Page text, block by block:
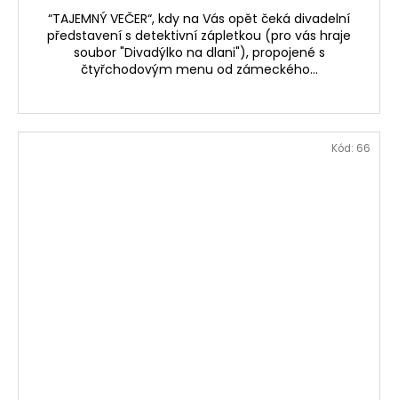
“TAJEMNÝ VEČER“, kdy na Vás opět čeká divadelní
představení s detektivní zápletkou (pro vás hraje
soubor "Divadýlko na dlani"), propojené s
čtyřchodovým menu od zámeckého...
Kód: 66